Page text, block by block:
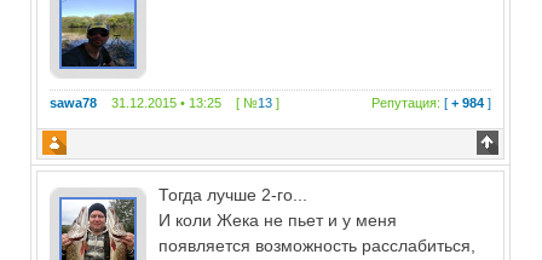
sawa78 31.12.2015 • 13:25 [ №13 ] Репутация: [+ 984 ]
Тогда лучше 2-го...
И коли Жека не пьет и у меня
появляется возможность расслабиться,